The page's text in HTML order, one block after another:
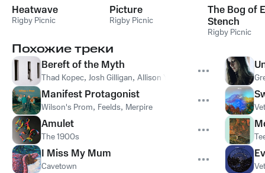
Heatwave
Rigby Picnic
Picture
Rigby Picnic
The Bog of
Stench
Rigby Picnic
Похожие треки
Bereft of the Myth
Thad Kopec, Josh Gilligan, Allison Young
Manifest Protagonist
Wilson's Prom, Feelds, Merpire
Amulet
The 1900s
I Miss My Mum
Cavetown